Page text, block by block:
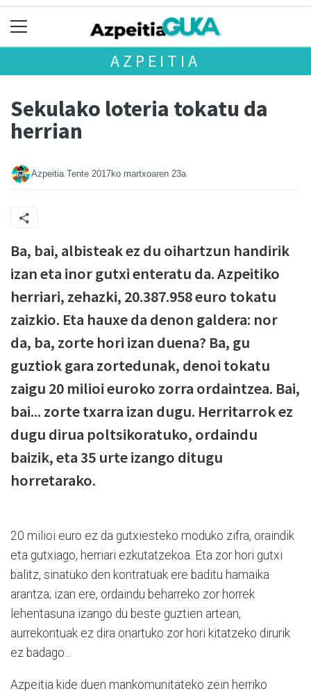
AZPEITIA
Sekulako loteria tokatu da
herrian
Azpeitia Tente 2017ko martxoaren 23a
Ba, bai, albisteak ez du oihartzun handirik
izan eta inor gutxi enteratu da. Azpeitiko
herriari, zehazki, 20.387.958 euro tokatu
zaizkio. Eta hauxe da denon galdera: nor
da, ba, zorte hori izan duena? Ba, gu
guztiok gara zortedunak, denoi tokatu
zaigu 20 milioi euroko zorra ordaintzea. Bai,
bai... zorte txarra izan dugu. Herritarrok ez
dugu dirua poltsikoratuko, ordaindu
baizik, eta 35 urte izango ditugu
horretarako.
20 milioi euro ez da gutxiesteko moduko zifra, oraindik
eta gutxiago, herriari ezkutatzekoa. Eta zor hori gutxi
balitz, sinatuko den kontratuak ere baditu hamaika
arantza; izan ere, ordaindu beharreko zor horrek
lehentasuna izango du beste guztien artean,
aurrekontuak ez dira onartuko zor hori kitatzeko dirurik
ez badago...
Azpeitia kide duen mankomunitateko zein herriko